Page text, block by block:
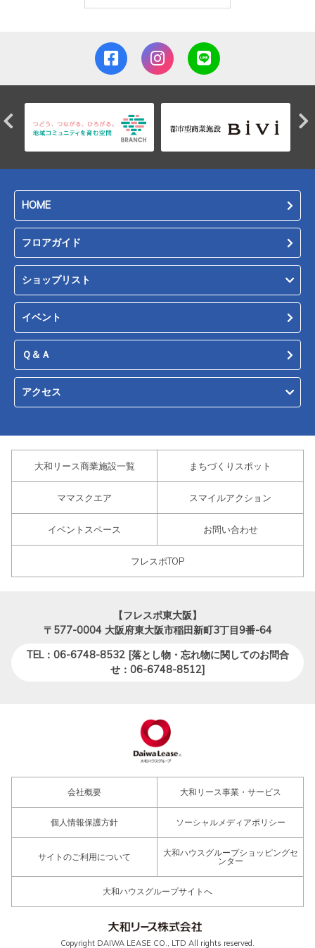
HOME
フロアガイド
ショップリスト
イベント
Ｑ＆Ａ
アクセス
大和リース商業施設一覧 まちづくりスポット
ママスクエア スマイルアクション
イベントスペース お問い合わせ
フレスポTOP
【フレスポ東大阪】
〒577-0004 大阪府東大阪市稲田新町3丁目9番-64
TEL：06-6748-8532 [落とし物・忘れ物に関してのお問合
せ：06-6748-8512]
会社概要 大和リース事業・サービス
個人情報保護方針 ソーシャルメディアポリシー
サイトのご利用について
大和ハウスグループショッピングセ
ンター
大和ハウスグループサイトへ
Copyright DAIWA LEASE CO., LTD All rights reserved.